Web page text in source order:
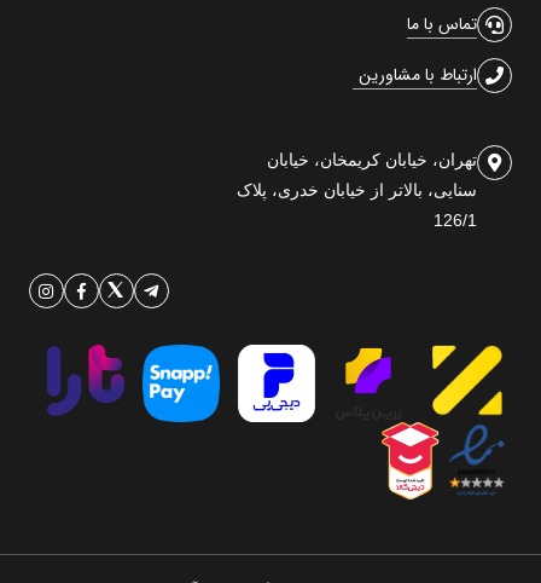
تماس با ما
ارتباط با مشاورین
تهران، خیابان کریمخان، خیابان
سنایی، بالاتر از خیابان خدری، پلاک
126/1